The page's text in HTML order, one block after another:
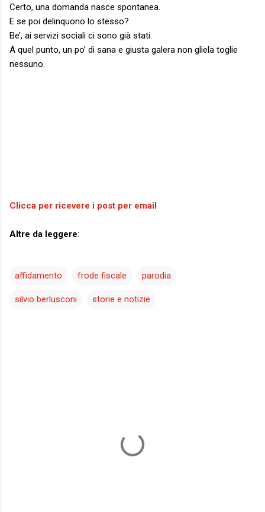
Certo, una domanda nasce spontanea.
E se poi delinquono lo stesso?
Be’, ai servizi sociali ci sono già stati.
A quel punto, un po’ di sana e giusta galera non gliela toglie
nessuno.
Clicca per ricevere i post per email
Altre da leggere:
affidamento frode fiscale parodia
silvio berlusconi storie e notizie